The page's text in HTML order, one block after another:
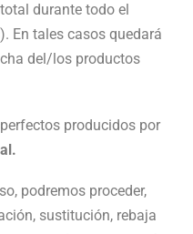
durante todo el
En tales casos quedará
del/los productos
producidos por
podremos proceder,
sustitución, rebaja